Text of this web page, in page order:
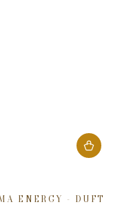
in:
ENERGY - DUFT